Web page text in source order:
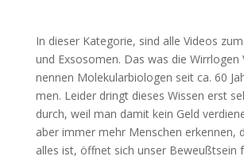
In die­ser Kate­go­rie, sind alle Vide­os
und Exso­so­men. Das was die Wirr­lo­gen
nen­nen Mole­ku­lar­bio­lo­gen seit ca. 60
men. Lei­der dringt die­ses Wis­sen erst
durch, weil man damit kein Geld
aber immer mehr Men­schen erken­nen,
alles ist, öff­net sich unser Beweußt­sein